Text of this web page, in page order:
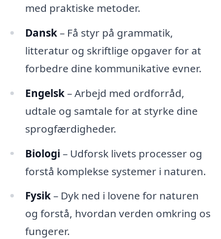
med praktiske metoder.
Dansk– Få styr på grammatik,
litteratur og skriftlige opgaver for at
forbedre dine kommunikative evner.
Engelsk– Arbejd med ordforråd,
udtale og samtale for at styrke dine
sprogfærdigheder.
Biologi – Udforsk livets processer og
forstå komplekse systemer i naturen.
Fysik– Dyk ned i lovene for naturen
og forstå, hvordan verden omkring os
fungerer.